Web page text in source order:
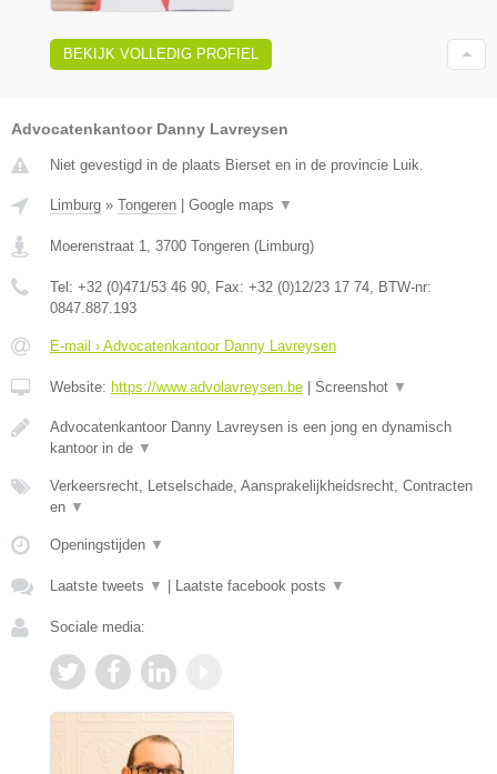
BEKIJK VOLLEDIG PROFIEL
Advocatenkantoor Danny Lavreysen
Niet gevestigd in de plaats Bierset en in de provincie Luik.
Limburg » Tongeren Google maps ▼
Moerenstraat 1 3700 Tongeren ( Limburg)
Tel: +32 (0)471/53 46 90 , Fax: +32 (0)12/23 17 74 , BTW-nr:
0847.887.193
E-mail › Advocatenkantoor Danny Lavreysen
Website: https://www.advolavreysen.be Screenshot ▼
Advocatenkantoor Danny Lavreysen is een jong en dynamisch
kantoor in de ▼
Verkeersrecht, Letselschade, Aansprakelijkheidsrecht, Contracten
en ▼
Openingstijden ▼
Laatste tweets ▼ Laatste facebook posts ▼
Sociale media: